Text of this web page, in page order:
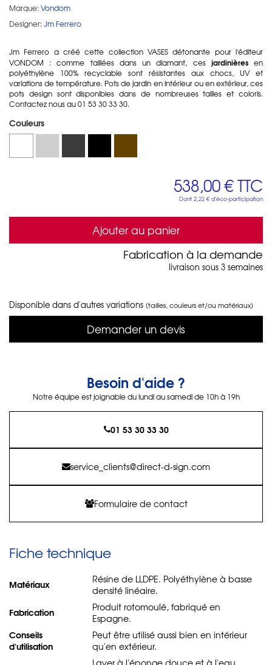
Marque: Vondom
Designer: Jm Ferrero
Jm Ferrero a créé cette collection VASES détonante pour l'éditeur
VONDOM : comme taillées dans un diamant, ces jardinièresen
polyéthylène 100% recyclable sont résistantes aux chocs, UV et
variations de température. Pots de jardin en intérieur ou en extérieur, ces
pots design sont disponibles dans de nombreuses tailles et coloris.
Contactez nous au 01 53 30 33 30.
Couleurs
538,00 €TTC
Dont 2,22 € d'éco-participation
Ajouter au panier
Fabrication à la demande
livraison sous 3 semaines
Disponible dans d'autres variations (tailles, couleurs et/ou matériaux)
Demander un devis
Besoin d'aide ?
Notre équipe est joignable du lundi au samedi de 10h à 19h
01 53 30 33 30
service_clients@direct-d-sign.com
Formulaire de contact
Fiche technique
Matériaux
Résine de LLDPE. Polyéthylène à basse
densité linéaire.
Fabrication
Produit rotomoulé, fabriqué en
Espagne.
Conseils
d'utilisation
Peut être utilisé aussi bien en intérieur
qu'en extérieur.
Laver à l'éponge douce et à l'eau